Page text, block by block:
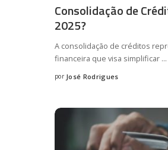
Consolidação de
2025?
A consolidação de créditos
financeira que visa simplificar ...
Posted
por José Rodrigues